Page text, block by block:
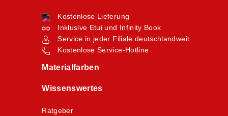
Kostenlose Lieferung
Inklusive Etui und Infinity Book
Service in jeder Filiale deutschlandweit
Kostenlose Service-Hotline
Materialfarben
Wissenswertes
Ratgeber